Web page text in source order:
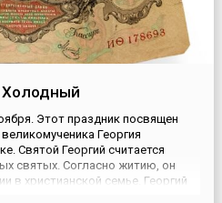
Холодный
Этот праздник посвящен
Георгия
Святой Георгий считается
святых. Согласно житию, он
в христианской семье. Георгий